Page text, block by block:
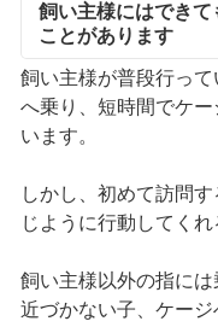
飼い主様にはでき
ことがあります
飼い主様が普段行っ
へ乗り、短時間でケ
います。
しかし、初めて訪問
じように行動してくれ
飼い主様以外の指に
近づかない子、ケー